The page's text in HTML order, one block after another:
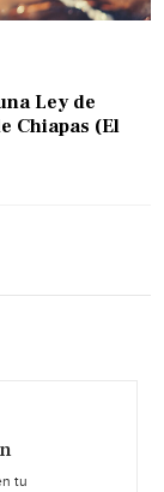
Ley de
Chiapas (El
tu